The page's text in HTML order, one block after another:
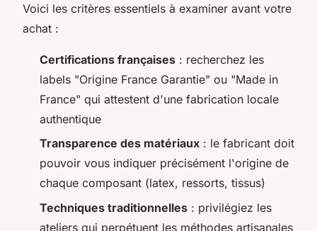
Voici les critères essentiels à examiner avant votre
achat :
Certifications françaises : recherchez les
labels "Origine France Garantie" ou "Made in
France" qui attestent d'une fabrication locale
authentique
Transparence des matériaux : le fabricant doit
pouvoir vous indiquer précisément l'origine de
chaque composant (latex, ressorts, tissus)
Techniques traditionnelles : privilégiez les
ateliers qui perpétuent les méthodes artisanales